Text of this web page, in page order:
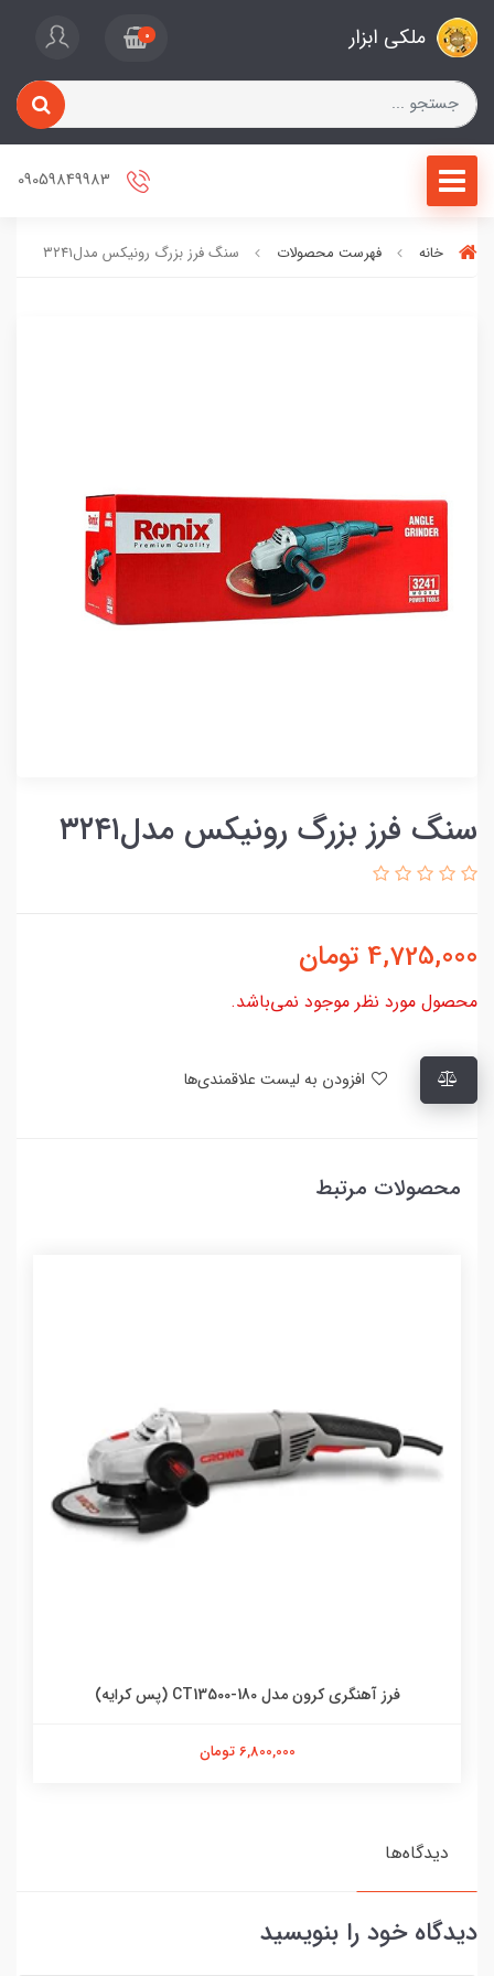
ملکی ابزار 0
خانه فهرست محصولات سنگ فرز بزرگ رونیکس مدل۳۲۴۱
سنگ فرز بزرگ رونیکس مدل۳۲۴۱
4,725,000 تومان
محصول مورد نظر موجود نمی‌باشد.
محصولات مرتبط
فرز آهنگری کرون مدل CT13500-180 (پس کرایه)
6,800,000 تومان
دیدگاه‌ها
دیدگاه خود را بنویسید